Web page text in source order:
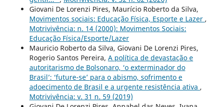
Giovani De Lorenzi Pires, Maurício Roberto da Silva,
Movimentos sociais: Educação Física, Esporte e Lazer ,
Motrivivência: n. 14 (2000): Movimentos Sociais:
Educação Física/Esporte/Lazer
Mauricio Roberto da Silva, Giovani De Lorenzi Pires,
Rogerio Santos Pereira, A política de devastação e
autoritarismo de Bolsonaro, ‘o exterminador do
Brasil’: ‘future-se’ para o abismo, sofrimento e
adoecimento de Brasil e a urgente resistência ativa ,
Motrivivência: v. 31 n. 59 (2019)